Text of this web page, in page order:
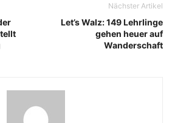
Nächster Artikel
Let’s Walz: 149 Lehrlinge
gehen heuer auf
Wanderschaft